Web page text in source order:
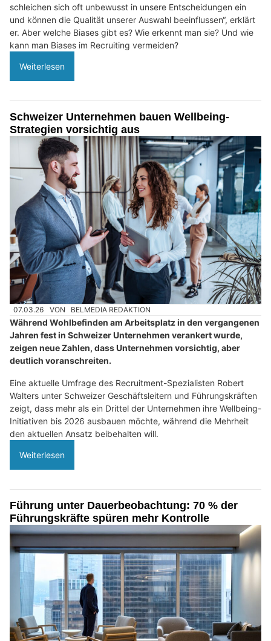
schleichen sich oft unbewusst in unsere Entscheidungen ein
und können die Qualität unserer Auswahl beeinflussen“, erklärt
er. Aber welche Biases gibt es? Wie erkennt man sie? Und wie
kann man Biases im Recruiting vermeiden?
Weiterlesen
Schweizer Unternehmen bauen Wellbeing-
Strategien vorsichtig aus
07.03.26 VON BELMEDIA REDAKTION
Während Wohlbefinden am Arbeitsplatz in den vergangenen
Jahren fest in Schweizer Unternehmen verankert wurde,
zeigen neue Zahlen, dass Unternehmen vorsichtig, aber
deutlich voranschreiten.
Eine aktuelle Umfrage des Recruitment-Spezialisten Robert
Walters unter Schweizer Geschäftsleitern und Führungskräften
zeigt, dass mehr als ein Drittel der Unternehmen ihre Wellbeing-
Initiativen bis 2026 ausbauen möchte, während die Mehrheit
den aktuellen Ansatz beibehalten will.
Weiterlesen
Führung unter Dauerbeobachtung: 70 % der
Führungskräfte spüren mehr Kontrolle